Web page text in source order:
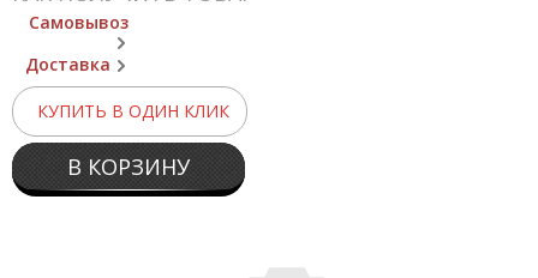
Самовывоз
Доставка
КУПИТЬ В ОДИН КЛИК
В КОРЗИНУ